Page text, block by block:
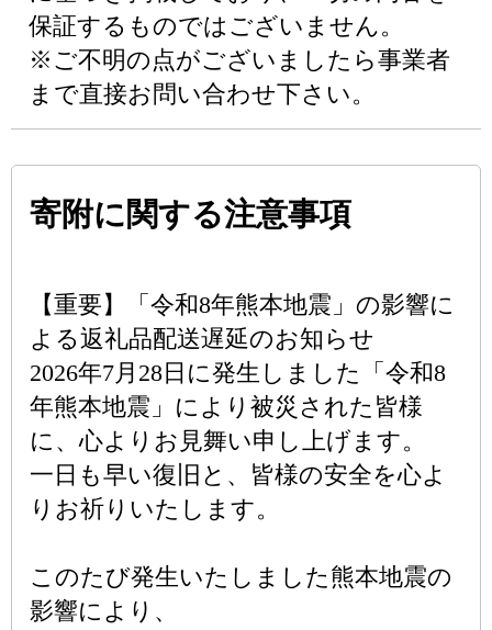
保証するものではございません。
※ご不明の点がございましたら事業者
まで直接お問い合わせ下さい。
寄附に関する注意事項
【重要】「令和8年熊本地震」の影響に
よる返礼品配送遅延のお知らせ
2026年7月28日に発生しました「令和8
年熊本地震」により被災された皆様
に、心よりお見舞い申し上げます。
一日も早い復旧と、皆様の安全を心よ
りお祈りいたします。
このたび発生いたしました熊本地震の
影響により、